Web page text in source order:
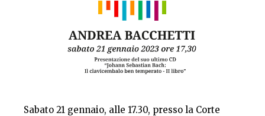
Sabato 21 gennaio, alle 17.30, presso la Corte